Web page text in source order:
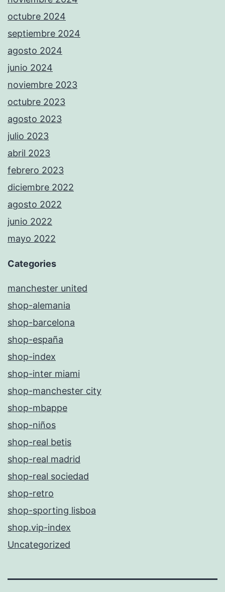
octubre 2024
septiembre 2024
agosto 2024
junio 2024
noviembre 2023
octubre 2023
agosto 2023
julio 2023
abril 2023
febrero 2023
diciembre 2022
agosto 2022
junio 2022
mayo 2022
Categories
manchester united
shop-alemania
shop-barcelona
shop-españa
shop-index
shop-inter miami
shop-manchester city
shop-mbappe
shop-niños
shop-real betis
shop-real madrid
shop-real sociedad
shop-retro
shop-sporting lisboa
shop.vip-index
Uncategorized